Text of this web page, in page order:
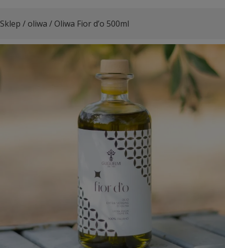
Sklep /oliwa / Oliwa Fior d’o 500ml